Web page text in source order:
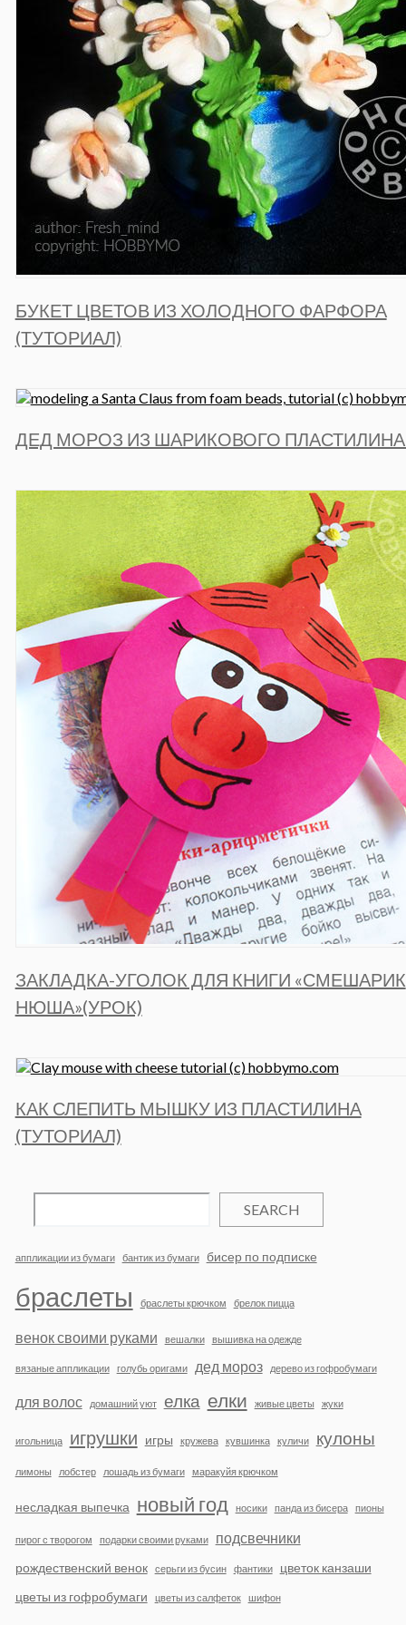
БУКЕТ ЦВЕТОВ ИЗ ХОЛОДНОГО ФАРФОРА
(ТУТОРИАЛ)
ДЕД МОРОЗ ИЗ ШАРИКОВОГО ПЛАСТИЛИНА
ЗАКЛАДКА-УГОЛОК ДЛЯ КНИГИ «СМЕШАРИК
НЮША»(УРОК)
КАК СЛЕПИТЬ МЫШКУ ИЗ ПЛАСТИЛИНА
(ТУТОРИАЛ)
SEARCH
аппликации из бумаги бантик из бумаги бисер по подписке
браслеты браслеты крючком брелок пицца
венок своими руками вешалки вышивка на одежде
вязаные аппликации голубь оригами дед мороз дерево из гофробумаги
для волос домашний уют елка елки живые цветы жуки
игольница игрушки игры кружева кувшинка куличи кулоны
лимоны лобстер лошадь из бумаги маракуйя крючком
несладкая выпечка новый год носики панда из бисера пионы
пирог с творогом подарки своими руками подсвечники
рождественский венок серьги из бусин фантики
цветок канзаши
цветы из гофробумаги
цветы из салфеток шифон